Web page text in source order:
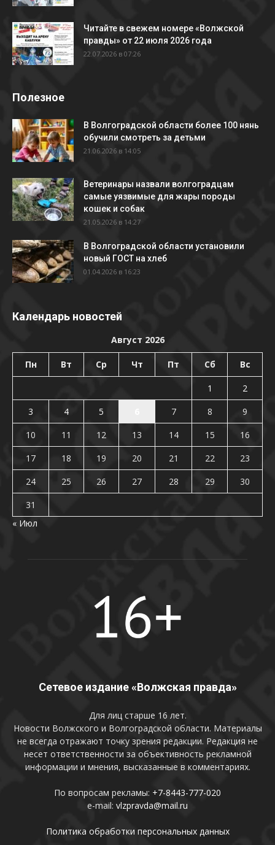
Читайте в свежем номере «Волжской
правды» от 22 июля 2026 года
22.07.2026 в 07:26
Полезное
В Волгоградской области более 100 нянь
обучили смотреть за детьми
21.06.2026 в 14:05
Ветеринары назвали волгоградцам
самые уязвимые для жары породы
кошек и собак
21.05.2026 в 14:27
В Волгоградской области установили
новый ГОСТ на хлеб
01.04.2026 в 16:23
Календарь новостей
Август 2026
Пн Вт Ср Чт Пт Сб Вс
1
2
3
4 5 7 8
9
10
11 12 13 14 15
16
17
18 19 20 21 22
23
24
25 26 27 28 29
30
31
« Июл
Сетевое издание «Волжская правда»
Для лиц старше 16 лет.
Новости Волжского и Волгоградской области. Материалы
не всегда отражают точку зрения редакции. Редакция не
несет ответственности за объективность рекламной
информации и мнения, высказанные в комментариях.
По вопросам рекламы: +7-8443-777-020
e-mail: vlzpravda@mail.ru
Политика обработки персональных данных